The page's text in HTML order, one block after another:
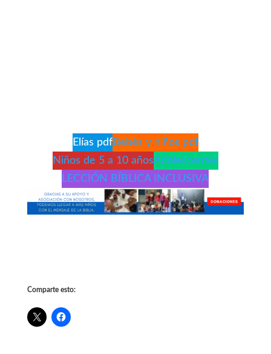
Elías pdfBebés y niños pdf
Niños de 5 a 10 añosAdolescentes
LECCIÓN BÍBLICA INCLUSIVA
Comparte esto: